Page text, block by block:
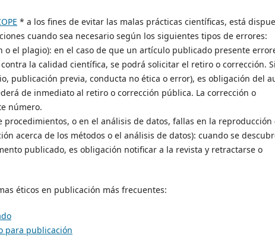
* a los fines de evitar las malas prácticas científicas, está
cuando sea necesario según los siguientes tipos de errores:
el plagio): en el caso de que un artículo publicado presente
la calidad científica, se podrá solicitar el retiro o corrección.
publicación previa, conducta no ética o error), es obligación del
de inmediato al retiro o corrección pública. La corrección o
número.
o en el análisis de datos, fallas en la reproducción
acerca de los métodos o el análisis de datos): cuando se
publicado, es obligación notificar a la revista y retractarse o
éticos en publicación más frecuentes:
para publicación